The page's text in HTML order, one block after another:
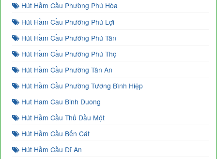
Hút Hầm Cầu Phường Phú Hòa
Hút Hầm Cầu Phường Phú Lợi
Hút Hầm Cầu Phường Phú Tân
Hút Hầm Cầu Phường Phú Thọ
Hút Hầm Cầu Phường Tân An
Hút Hầm Cầu Phường Tương Bình Hiệp
Hut Ham Cau Binh Duong
Hút Hầm Cầu Thủ Dầu Một
Hút Hầm Cầu Bến Cát
Hút Hầm Cầu Dĩ An